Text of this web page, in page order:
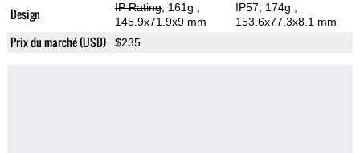
Design IP Rating, 161g
145.9x71.9x9 mm
IP57, 174g
153.6x77.3x8.1 mm
Prix du marché (USD) $235